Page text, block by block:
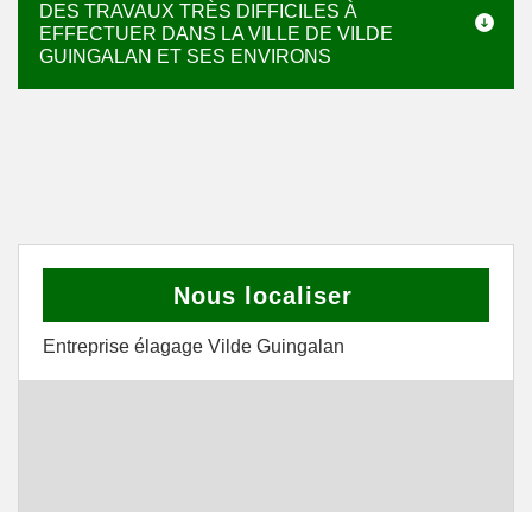
DES TRAVAUX TRÈS DIFFICILES À
EFFECTUER DANS LA VILLE DE VILDE
GUINGALAN ET SES ENVIRONS
Nous localiser
Entreprise élagage Vilde Guingalan